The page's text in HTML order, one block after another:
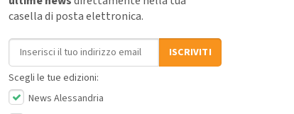
casella di posta elettronica.
Indirizzo email
ISCRIVITI
Scegli le tue edizioni:
News Alessandria